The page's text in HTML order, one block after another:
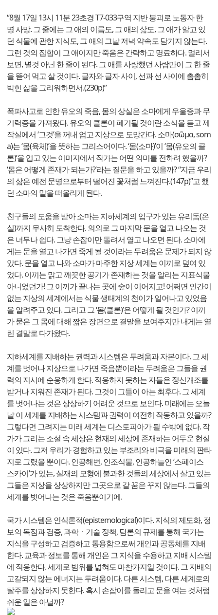
“8월 17일 13시 11분 23초경 T7-033구역 지반 붕괴로 노동자 한
명 사망. 그 줄에는 그 애의 이름도, 그 애의 삶도, 그 애가 알고 있
던 식물에 관한 지식도, 그 애의 그날 저녁 약속도 담기지 않는다.
그런 것의 집합이 그 애이지만 죽음은 간략하고 명료하다. 멀리서
보면, 별것 아닌 한 줄이 된다. 그 애를 사랑했던 사람만이 그 한 줄
을 뜯어 먹고 살 것이다. 글자와 글자 사이, 선과 선 사이에 촘촘히
박힌 삶을 그리워하면서.(230p)”
폭파사고로 인한 유오의 죽음, 몸의 상실은 소마에게 우울증과 무
기력증을 가져왔다. 유오의 클론이 폐기될 것이란 소식을 듣고 제
작실에서 ‘그것’을 꺼내 업고 지상으로 도망간다. 소마(σῶμα, som
a)는 ‘몸(육체)’을 뜻하는 그리스어이다. ‘몸(소마)’이 ‘몸(유오의 클
론)’을 업고 있는 이미지에서 작가는 어떤 의미를 전하려 했을까?
‘몸은 어떻게 존재가 되는가?’라는 질문을 하고 있을까? “지금 우리
의 삶은 예전 문명으로부터 떨어진 꽃처럼 느껴진다.(147p)”고 했
던 소마의 말을 떠올리게 된다.
친구들의 도움을 받아 소마는 지하세계의 입구가 있는 유리돔(온
실)까지 무사히 도착한다. 의외로 그 마지막 문을 열고 나오는 것
은 너무나 쉽다. 그냥 손잡이만 돌려서 열고 나오면 된다. 소마에
게는 문을 열고 나가면 죽게 될 것이라는 두려움은 문제가 되지 않
았다. 문을 열고 나와 소마가 마주한 지상 세계는 이끼로 덮여 있
었다. 이끼는 맑고 깨끗한 공기가 존재하는 것을 알리는 지표식물
아니었던가! 그 이끼가 끝나는 곳에 숲이 이어지고! 어쩌면 인간이
없는 지상의 세계에서는 식물 생태계의 천이가 일어나고 있었음
을 알려주고 있다. 그리고 그 ‘몸(클론)’은 어떻게 될 것인가? 이끼
가 묻은 그 몸에 대해 짧은 장면으로 결말을 보여주지만 내게는 열
린 결말로 다가왔다.
지하세계를 지배하는 권력과 시스템은 두려움과 자본이다. 그 세
계를 벗어나 지상으로 나가면 죽음뿐이라는 두려움은 그들을 권
력의 지시에 순응하게 한다. 적응하지 못하는 자들은 정신개조를
받거나 지워진 존재가 된다. 그것이 그들이 아는 최후다. 그 세계
를 벗어나는 것은 상상하기 어려운 것으로 보인다. 미래에는 오늘
날 이 세계를 지배하는 시스템과 권력이 여전히 작동하고 있을까?
그렇다면 그려지는 미래 세계는 디스토피아가 될 수밖에 없다. 작
가가 그리는 소설 속 세상은 현재의 세상에 존재하는 어두운 현실
이 있다. 그저 우리가 경험하고 있는 부조리와 비극을 미래의 판타
지로 그렸을 뿐이다. 인공해변, 인조식물, 인공하늘인 ‘스페이스
스카이’가 있는, 실재의 모형에 불과한 것들의 세상에서 살고 있는
그들은 지상을 상상하지만 그곳으로 갈 꿈은 꾸지 않는다. 그들의
세계를 벗어나는 것은 죽음뿐이기에.
국가 시스템은 인식론적(epistemological)이다. 지식의 제도화, 정
보의 독점과 검증, 과학ㆍ기술 정책, 담론의 규제를 통해 국가는
지식을 구성하고 검증하고 통용함으로써 개인과 공동체를 지배
한다. 교육과 정보를 통해 개인은 그 지식을 수용하고 지배 시스템
에 적응한다. 세계로 범위를 넓혀도 마찬가지일 것이다. 그 지배의
고갈되지 않는 에너지는 두려움이다. 다른 시스템, 다른 세계로의
탈주를 상상하지 못한다. 혹시 손잡이를 돌리고 문을 여는 것처럼
쉬운 일은 아닐까?